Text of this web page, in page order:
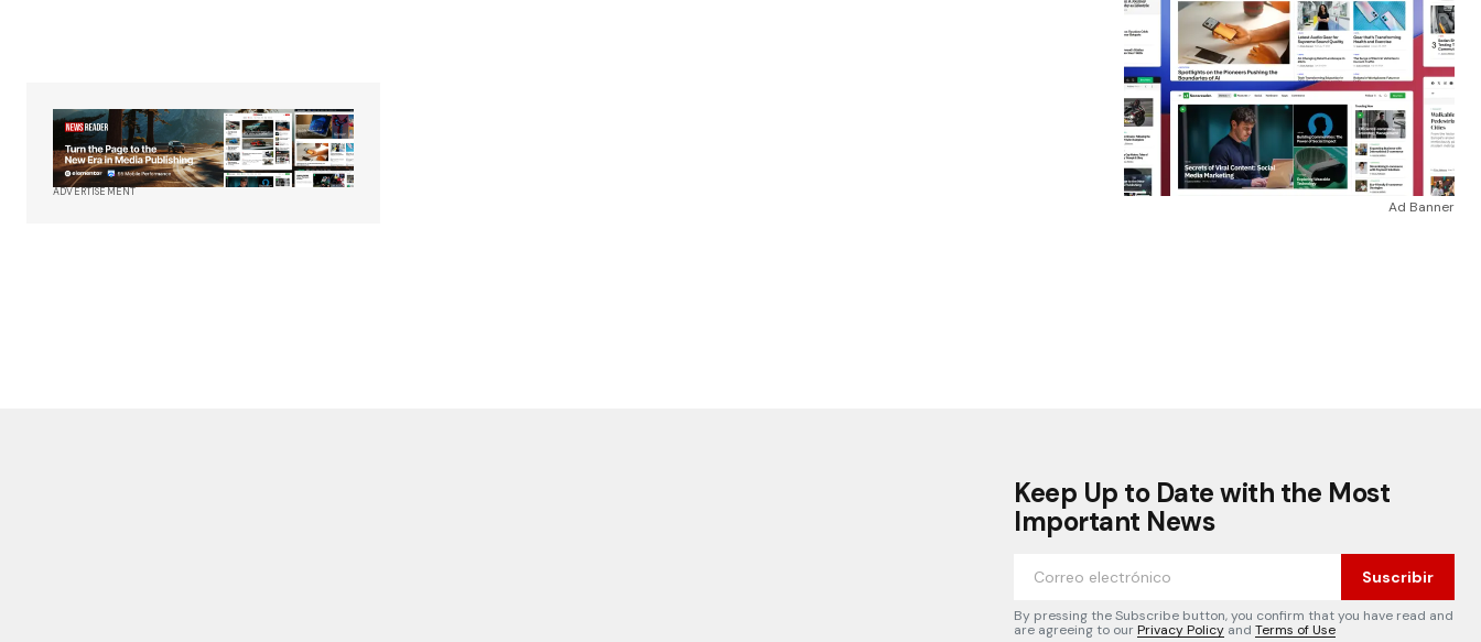
ADVERTISEMENT
Ad Banner
Keep Up to Date with the Most
Important News
Suscribir
By pressing the Subscribe button, you confirm that you have read and
are agreeing to ourPrivacy Policy and Terms of Use